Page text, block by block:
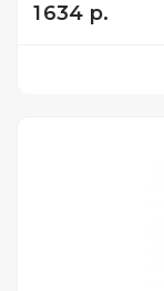
1 634 р.